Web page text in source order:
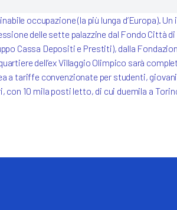
occupazione (la più lunga d’Europa).
delle sette palazzine dal Fondo Città
Cassa Depositi e Prestiti), dalla
dell’ex Villaggio Olimpico sarà
tariffe convenzionate per studenti,
10 mila posti letto, di cui duemila a